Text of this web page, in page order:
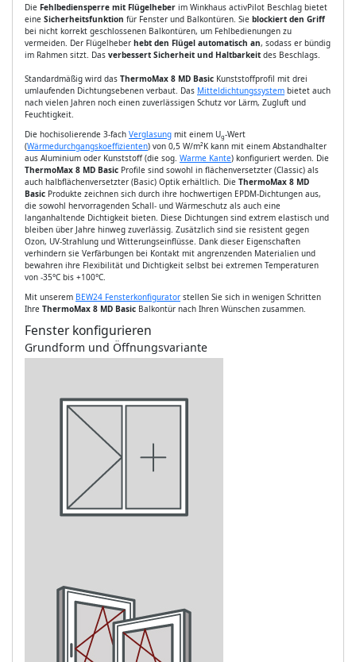
Die Fehlbediensperre mit Flügelheber im Winkhaus activPilot Beschlag bietet
eine Sicherheitsfunktion für Fenster und Balkontüren. Sie blockiert den Griff
bei nicht korrekt geschlossenen Balkontüren, um Fehlbedienungen zu
vermeiden. Der Flügelheber hebt den Flügel automatisch an, sodass er bündig
im Rahmen sitzt. Das verbessert Sicherheit und Haltbarkeit des Beschlags.
Standardmäßig wird das ThermoMax 8 MD Basic Kunststoffprofil mit drei
umlaufenden Dichtungsebenen verbaut. Das Mitteldichtungssystem bietet auch
nach vielen Jahren noch einen zuverlässigen Schutz vor Lärm, Zugluft und
Feuchtigkeit.
Die hochisolierende 3-fach Verglasung mit einem Ug-Wert
(Wärmedurchgangskoeffizienten) von 0,5 W/m²K kann mit einem Abstandhalter
aus Aluminium oder Kunststoff (die sog. Warme Kante) konfiguriert werden. Die
ThermoMax 8 MD Basic Profile sind sowohl in flächenversetzter (Classic) als
auch halbflächenversetzter (Basic) Optik erhältlich. Die ThermoMax 8 MD
Basic Produkte zeichnen sich durch ihre hochwertigen EPDM-Dichtungen aus,
die sowohl hervorragenden Schall- und Wärmeschutz als auch eine
langanhaltende Dichtigkeit bieten. Diese Dichtungen sind extrem elastisch und
bleiben über Jahre hinweg zuverlässig. Zusätzlich sind sie resistent gegen
Ozon, UV-Strahlung und Witterungseinflüsse. Dank dieser Eigenschaften
verhindern sie Verfärbungen bei Kontakt mit angrenzenden Materialien und
bewahren ihre Flexibilität und Dichtigkeit selbst bei extremen Temperaturen
von -35°C bis +100°C.
Mit unserem BEW24 Fensterkonfigurator stellen Sie sich in wenigen Schritten
Ihre ThermoMax 8 MD Basic Balkontür nach Ihren Wünschen zusammen.
Fenster konfigurieren
Grundform und Öffnungsvariante